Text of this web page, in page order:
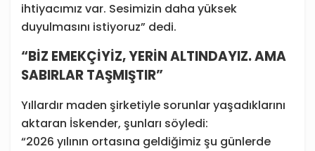
ihtiyacımız var. Sesimizin daha yüksek
duyulmasını istiyoruz” dedi.
“BİZ EMEKÇİYİZ, YERİN ALTINDAYIZ. AMA
SABIRLAR TAŞMIŞTIR”
Yıllardır maden şirketiyle sorunlar yaşadıklarını
aktaran İskender, şunları söyledi:
“2026 yılının ortasına geldiğimiz şu günlerde